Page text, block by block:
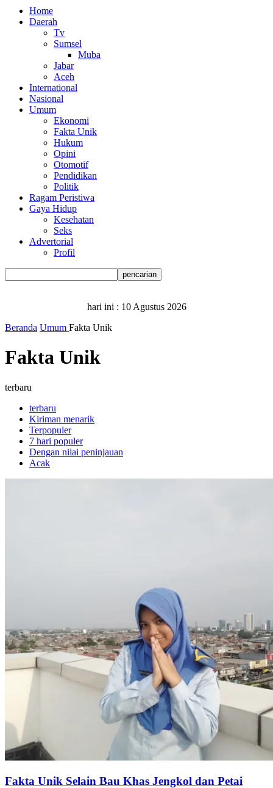
Home
Daerah
Tv
Sumsel
Muba
Jabar
Aceh
International
Nasional
Umum
Ekonomi
Fakta Unik
Hukum
Opini
Otomotif
Pendidikan
Politik
Ragam Peristiwa
Gaya Hidup
Kesehatan
Seks
Advertorial
Profil
hari ini : 10 Agustus 2026
Beranda Umum Fakta Unik
Fakta Unik
terbaru
terbaru
Kiriman menarik
Terpopuler
7 hari populer
Dengan nilai peninjauan
Acak
Fakta Unik Selain Bau Khas Jengkol dan Petai